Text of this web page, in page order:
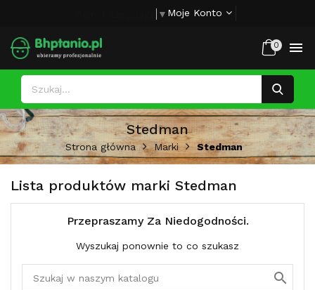
▼ Moje Konto
0 
Stedman
Strona główna Marki Stedman
Lista produktów marki Stedman
Przepraszamy Za Niedogodności.
Wyszukaj ponownie to co szukasz
